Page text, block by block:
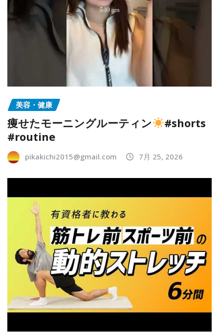
美容・健康
痩せたモーニングルーティン
#shorts
#routine
pikakichi2015@gmail.com 7月 25, 2026